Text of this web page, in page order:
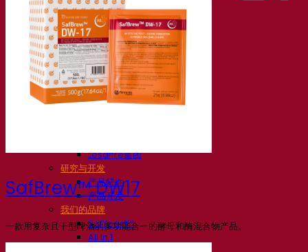
我们的公司
关于我们
发酵专家
Lesaffre集团
研究与开发
产品特性
产品开发
我们的品牌
SafYeast™
All In 1
SafBrew™ DW17
一款用复杂且干型啤酒的多功能合一的酵母和酶混合物产品。